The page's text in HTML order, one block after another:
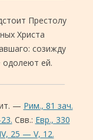
Престолу
Христа
созижду
ей.
— Рим., 81 зач.
Свв.: Евр., 330
25 — V, 12.